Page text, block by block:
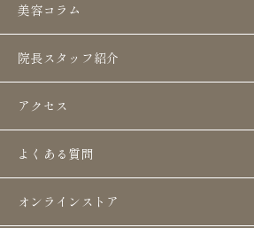
美容コラム
院長スタッフ紹介
アクセス
よくある質問
オンラインストア